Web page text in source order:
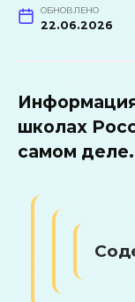
ОБНОВЛЕНО
22.06.2026
школах
самом деле.